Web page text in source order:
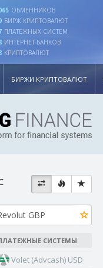
ОБМЕННИКОВ
БИРЖ КРИПТОВАЛЮТ
ПЛАТЕЖНЫХ СИСТЕМ
ИНТЕРНЕТ-БАНКОВ
КРИПТОВАЛЮТ
БИРЖИ КРИПТОВАЛЮТ
СИСТЕМЫ
Volet (Advcash) USD